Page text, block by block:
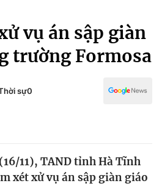
vụ án sập giàn
trường Formosa
sự0
11), TAND tỉnh Hà Tĩnh
xét xử vụ án sập giàn giáo